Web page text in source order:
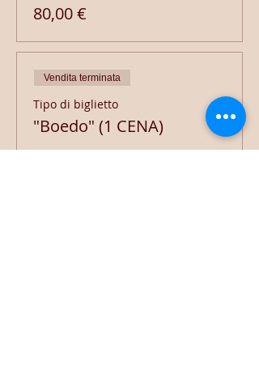
80,00 €
Vendita terminata
Tipo di biglietto
"Boedo" (1 CENA)